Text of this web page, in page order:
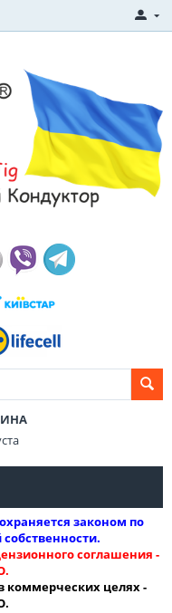
законом по
соглашения -
коммерческих целях -